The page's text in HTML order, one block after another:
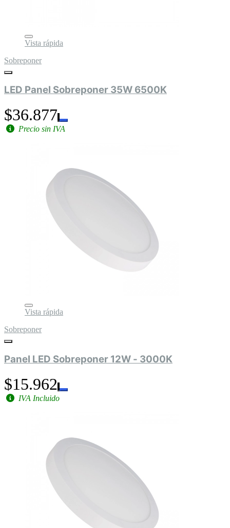
Vista rápida
Sobreponer
LED Panel Sobreponer 35W 6500K
$36.877
Precio sin IVA
Vista rápida
Sobreponer
Panel LED Sobreponer 12W - 3000K
$15.962
IVA Incluido